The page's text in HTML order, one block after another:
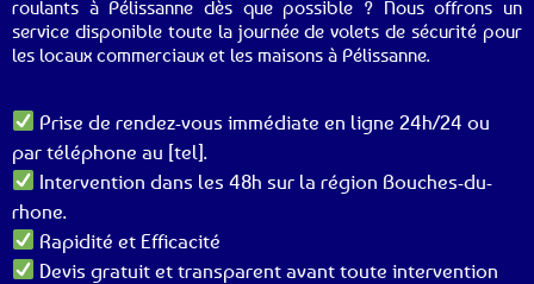
roulants à Pélissanne dès que possible ? Nous offrons un
service disponible toute la journée de volets de sécurité pour
les locaux commerciaux et les maisons à Pélissanne.
Prise de rendez-vous immédiate en ligne 24h/24 ou
par téléphone au [tel].
Intervention dans les 48h sur la région Bouches-du-
rhone.
Rapidité et Efficacité
Devis gratuit et transparent avant toute intervention